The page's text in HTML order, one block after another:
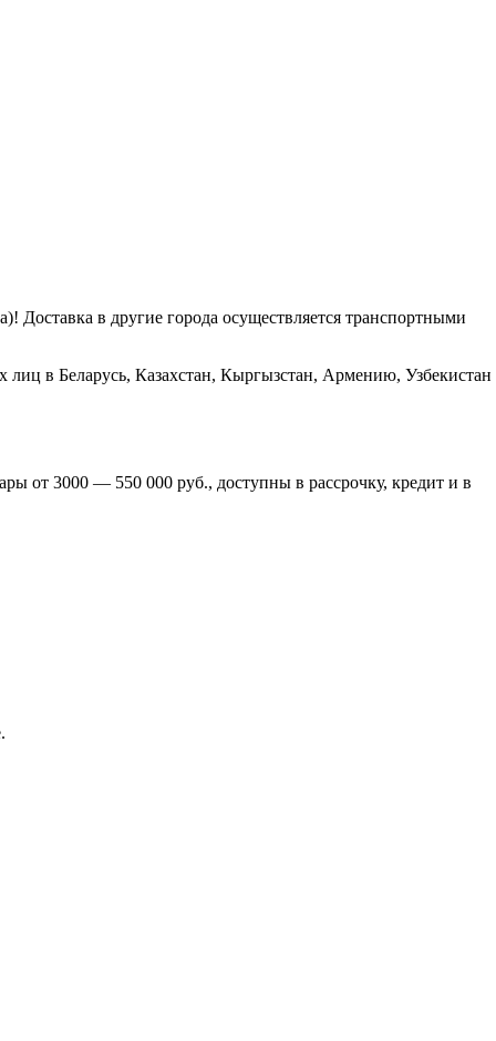
Доставка в другие города осуществляется транспортными
лиц в Беларусь, Казахстан, Кыргызстан, Армению, Узбекистан
от 3000 — 550 000 руб., доступны в рассрочку, кредит и в